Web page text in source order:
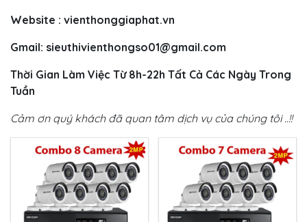
Website : vienthonggiaphat.vn
Gmail: sieuthivienthongso01@gmail.com
Thời Gian Làm Việc Từ 8h-22h Tất Cả Các Ngày Trong
Tuần
Cảm ơn quý khách đã quan tâm dịch vụ của chúng tôi ..!!